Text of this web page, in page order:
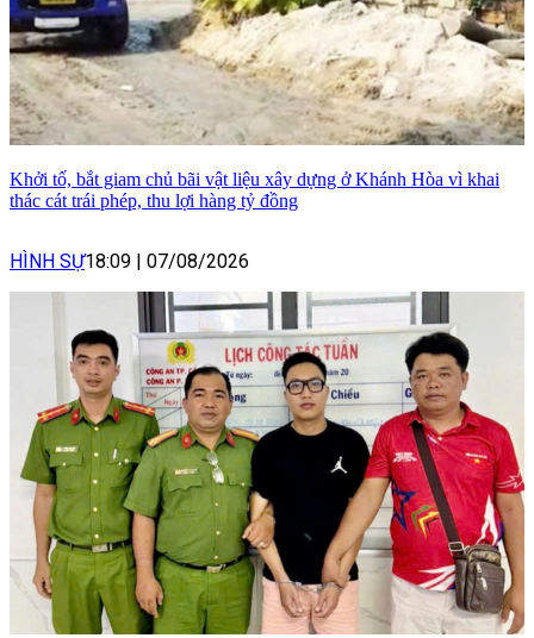
Khởi tố, bắt giam chủ bãi vật liệu xây dựng ở Khánh Hòa vì khai
thác cát trái phép, thu lợi hàng tỷ đồng
HÌNH SỰ18:09 07/08/2026